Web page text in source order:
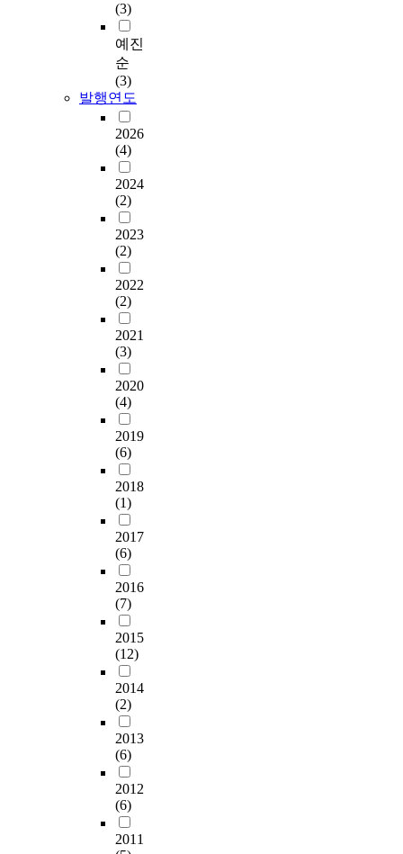
(3)
예진
순
(3)
발행연도
2026
(4)
2024
(2)
2023
(2)
2022
(2)
2021
(3)
2020
(4)
2019
(6)
2018
(1)
2017
(6)
2016
(7)
2015
(12)
2014
(2)
2013
(6)
2012
(6)
2011